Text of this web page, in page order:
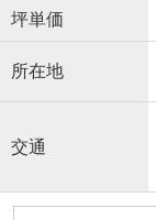
坪単価
所在地
交通